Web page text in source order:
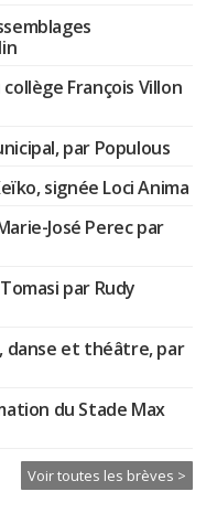
François Villon
par Populous
signée Loci Anima
José Perec par
par Rudy
danse et théâtre, par
du Stade Max
Voir toutes les brèves >